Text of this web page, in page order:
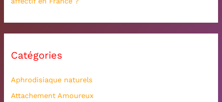
Catégories
Aphrodisiaque naturels
Attachement Amoureux